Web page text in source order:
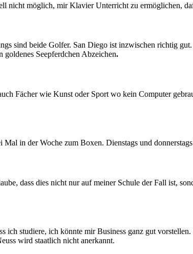
nicht möglich, mir Klavier Unterricht zu ermöglichen,
sind beide Golfer. San Diego ist inzwischen richtig
Seepferdchen Abzeichen.
Fächer wie Kunst oder Sport wo kein Computer
in der Woche zum Boxen. Dienstags und
dass dies nicht nur auf meiner Schule der Fall ist,
studiere, ich könnte mir Business ganz gut
wird staatlich nicht anerkannt.